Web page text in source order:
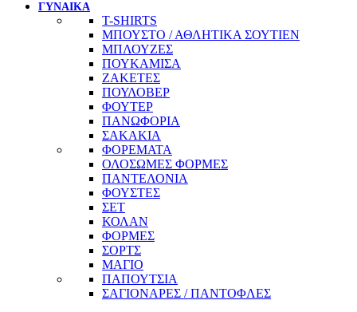
ΓΥΝΑΙΚΑ
T-SHIRTS
ΜΠΟΥΣΤΟ / ΑΘΛΗΤΙΚΑ ΣΟΥΤΙΕΝ
ΜΠΛΟΥΖΕΣ
ΠΟΥΚΑΜΙΣΑ
ΖΑΚΕΤΕΣ
ΠΟΥΛΟΒΕΡ
ΦΟΥΤΕΡ
ΠΑΝΩΦΟΡΙΑ
ΣΑΚΑΚΙΑ
ΦΟΡΕΜΑΤΑ
ΟΛΟΣΩΜΕΣ ΦΟΡΜΕΣ
ΠΑΝΤΕΛΟΝΙΑ
ΦΟΥΣΤΕΣ
ΣΕΤ
ΚΟΛΑΝ
ΦΟΡΜΕΣ
ΣΟΡΤΣ
ΜΑΓΙΟ
ΠΑΠΟΥΤΣΙΑ
ΣΑΓΙΟΝΑΡΕΣ / ΠΑΝΤΟΦΛΕΣ